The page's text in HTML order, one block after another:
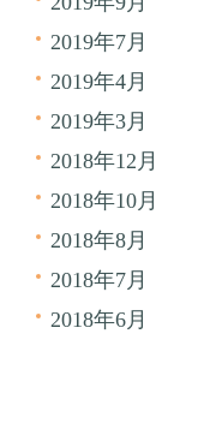
2019年7月
2019年4月
2019年3月
2018年12月
2018年10月
2018年8月
2018年7月
2018年6月